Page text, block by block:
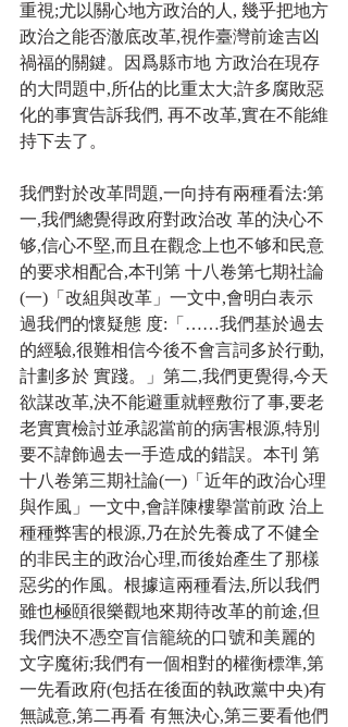
重視;尤以關心地方政治的人, 幾乎把地方
政治之能否澈底改革,視作臺灣前途吉凶
禍福的關鍵。因爲縣市地 方政治在現存
的大問題中,所佔的比重太大;許多腐敗惡
化的事實告訴我們, 再不改革,實在不能維
持下去了。
我們對於改革問題,一向持有兩種看法:第
一,我們總覺得政府對政治改 革的決心不
够,信心不堅,而且在觀念上也不够和民意
的要求相配合,本刊第 十八卷第七期社論
(一)「改組與改革」一文中,會明白表示
過我們的懷疑態 度:「……我們基於過去
的經驗,很難相信今後不會言詞多於行動,
計劃多於 實踐。」第二,我們更覺得,今天
欲謀改革,決不能避重就輕敷衍了事,要老
老實實檢討並承認當前的病害根源,特別
要不諱飾過去一手造成的錯誤。本刊 第
十八卷第三期社論(一)「近年的政治心理
與作風」一文中,會詳陳樓擧當前政 治上
種種弊害的根源,乃在於先養成了不健全
的非民主的政治心理,而後始產生了那樣
惡劣的作風。根據這兩種看法,所以我們
雖也極頤很樂觀地來期待改革的前途,但
我們決不憑空盲信籠統的口號和美麗的
文字魔術;我們有一個相對的權衡標準,第
一先看政府(包括在後面的執政黨中央)有
無誠意,第二再看 有無決心,第三要看他們